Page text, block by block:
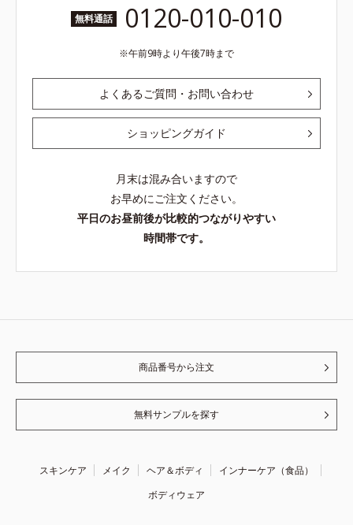
無料通話 0120-010-010
午前9時より午後7時まで
よくあるご質問・お問い合わせ
ショッピングガイド
月末は混み合いますので
お早めにご注文ください。
平日のお昼前後が比較的つながりやすい
時間帯です。
商品番号から注文
無料サンプルを探す
スキンケア メイク ヘア＆ボディ
インナーケア（食品）
ボディウェア